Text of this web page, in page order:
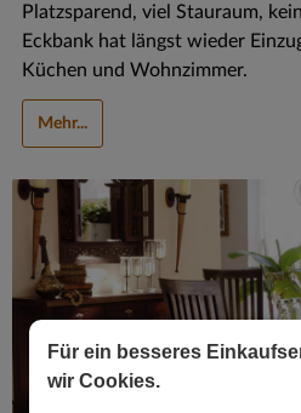
Für ein besseres
wir Cookies.
Platzsparend, viel Stauraum,
Eckbank hat längst wieder
Küchen und Wohnzimmer.
Mehr...